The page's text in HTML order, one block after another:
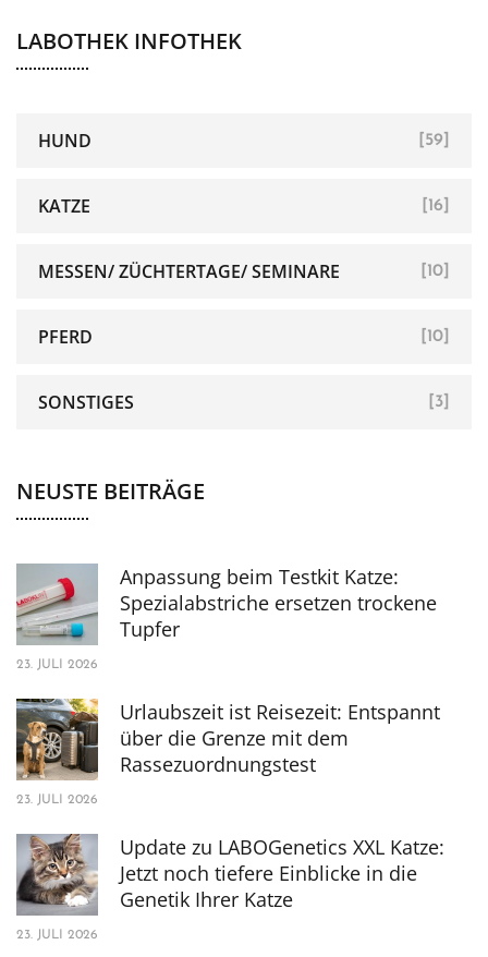
LABOTHEK INFOTHEK
HUND [59]
KATZE [16]
MESSEN/ ZÜCHTERTAGE/ SEMINARE [10]
PFERD [10]
SONSTIGES [3]
NEUSTE BEITRÄGE
Anpassung beim Testkit Katze:
Spezialabstriche ersetzen trockene
Tupfer
23. JULI 2026
Urlaubszeit ist Reisezeit: Entspannt
über die Grenze mit dem
Rassezuordnungstest
23. JULI 2026
Update zu LABOGenetics XXL Katze:
Jetzt noch tiefere Einblicke in die
Genetik Ihrer Katze
23. JULI 2026